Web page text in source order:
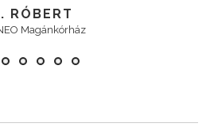
RÓBERT
Magánkórház